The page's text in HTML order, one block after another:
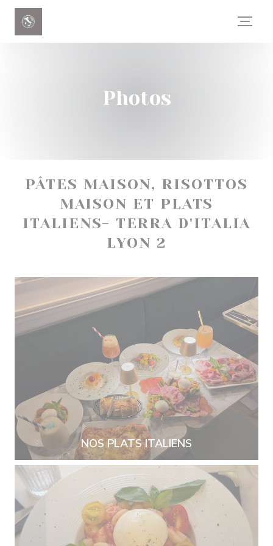
Personnalisation de vos choix en matière de cookies
Photos
PÂTES MAISON, RISOTTOS
MAISON ET PLATS
ITALIENS- TERRA D'ITALIA
LYON 2
NOS PLATS ITALIENS